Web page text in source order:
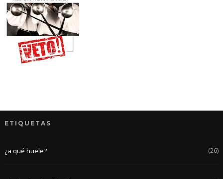
ETIQUETAS
¿a qué huele? (26)